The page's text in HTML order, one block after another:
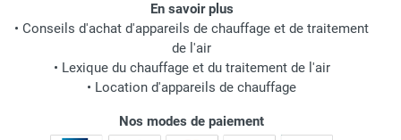
En savoir plus
• Conseils d'achat d'appareils de chauffage et de traitement
de l'air
• Lexique du chauffage et du traitement de l'air
• Location d'appareils de chauffage
Nos modes de paiement